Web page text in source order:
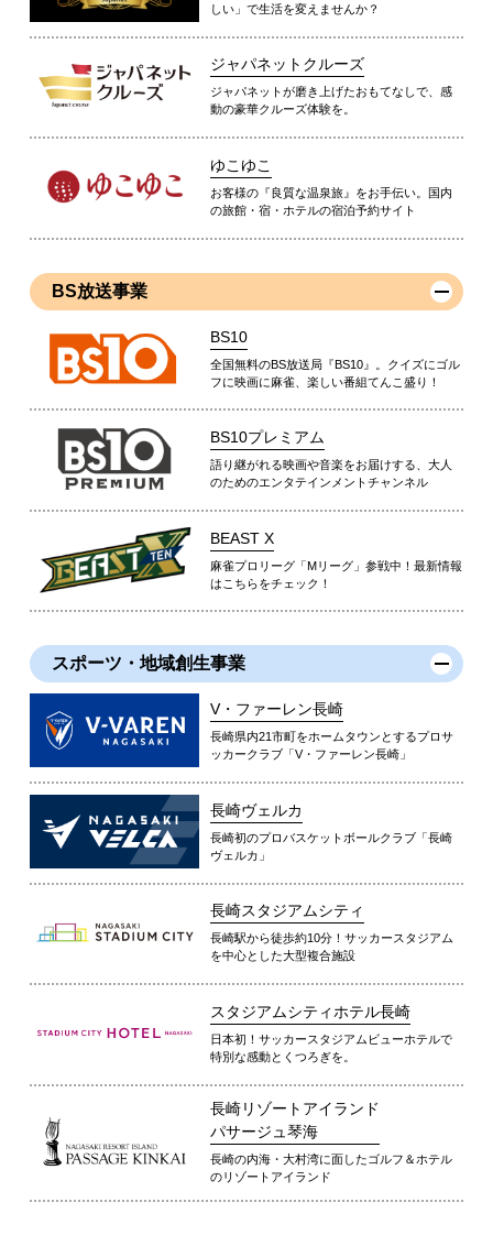
しい」で生活を変えませんか？
ジャパネットクルーズ
ジャパネットが磨き上げたおもてなしで、感
動の豪華クルーズ体験を。
ゆこゆこ
お客様の『良質な温泉旅』をお手伝い。国内
の旅館・宿・ホテルの宿泊予約サイト
BS放送事業
BS10
全国無料のBS放送局『BS10』。クイズにゴル
フに映画に麻雀、楽しい番組てんこ盛り！
BS10プレミアム
語り継がれる映画や音楽をお届けする、大人
のためのエンタテインメントチャンネル
BEAST X
麻雀プロリーグ「Mリーグ」参戦中！最新情報
はこちらをチェック！
スポーツ・地域創生事業
V・ファーレン長崎
長崎県内21市町をホームタウンとするプロサ
ッカークラブ「V・ファーレン長崎」
長崎ヴェルカ
長崎初のプロバスケットボールクラブ「長崎
ヴェルカ」
長崎スタジアムシティ
長崎駅から徒歩約10分！サッカースタジアム
を中心とした大型複合施設
スタジアムシティホテル長崎
日本初！サッカースタジアムビューホテルで
特別な感動とくつろぎを。
長崎リゾートアイランド
パサージュ琴海
長崎の内海・大村湾に面したゴルフ＆ホテル
のリゾートアイランド